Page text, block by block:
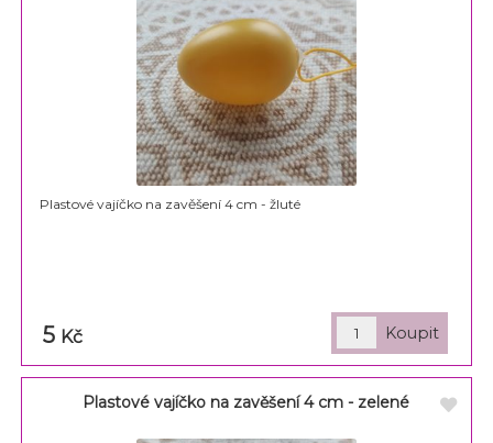
Plastové vajíčko na zavěšení 4 cm - žluté
5 Kč
Plastové vajíčko na zavěšení 4 cm - zelené